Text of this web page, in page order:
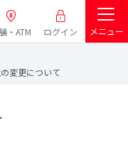
・ATM ログイン
メニュー
変更について